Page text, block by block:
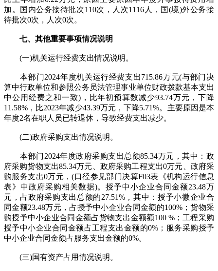
加。国内公务接待批次110次，人次1116人，国(境)外公务接
待批次0次，人次0次。
七、其他重要事项情况说明
(一)机关运行经费支出情况说明。
本部门2024年度机关运行经费支出715.86万元(与部门决
算中行政单位和参照公务员法管理事业单位财政拨款基本支出
中公用经费之和一致)，比年初预算数减少93.74万元，下降
11.58%，比2023年减少43.39万元，下降5.71%。主要原因是本
年度2名在职人员已转退休，导致经费支出减少。
(二)政府采购支出情况说明。
本部门2024年度政府采购支出总额85.34万元，其中：政
府采购货物支出85.34万元、政府采购工程支出0万元、政府采
购服务支出0万元，(口径参见部门决算F03表《机构运行信息
表》中政府采购相关数据)。授予中小企业合同金额23.48万
元，占政府采购支出总额的27.51%，其中：授予小微企业合
同金额23.48万元，占授予中小企业合同金额的100%；货物采
购授予中小企业合同金额占货物支出金额额100 %；工程采购
授予中小企业合同金额占工程支出金额的0%；服务采购授予
中小企业合同金额占服务支出金额的0%。
(三)国有资产占用情况说明。